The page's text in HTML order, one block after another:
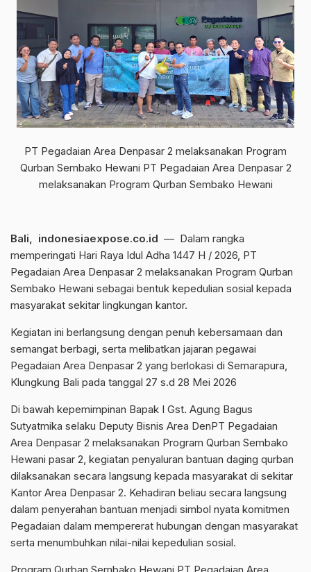
PT Pegadaian Area Denpasar 2 melaksanakan Program
Qurban Sembako Hewani PT Pegadaian Area Denpasar 2
melaksanakan Program Qurban Sembako Hewani
Bali, indonesiaexpose.co.id — Dalam rangka
memperingati Hari Raya Idul Adha 1447 H / 2026, PT
Pegadaian Area Denpasar 2 melaksanakan Program Qurban
Sembako Hewani sebagai bentuk kepedulian sosial kepada
masyarakat sekitar lingkungan kantor.
Kegiatan ini berlangsung dengan penuh kebersamaan dan
semangat berbagi, serta melibatkan jajaran pegawai
Pegadaian Area Denpasar 2 yang berlokasi di Semarapura,
Klungkung Bali pada tanggal 27 s.d 28 Mei 2026
Di bawah kepemimpinan Bapak I Gst. Agung Bagus
Sutyatmika selaku Deputy Bisnis Area DenPT Pegadaian
Area Denpasar 2 melaksanakan Program Qurban Sembako
Hewani pasar 2, kegiatan penyaluran bantuan daging qurban
dilaksanakan secara langsung kepada masyarakat di sekitar
Kantor Area Denpasar 2. Kehadiran beliau secara langsung
dalam penyerahan bantuan menjadi simbol nyata komitmen
Pegadaian dalam mempererat hubungan dengan masyarakat
serta menumbuhkan nilai-nilai kepedulian sosial.
Program Qurban Sembako Hewani PT Pegadaian Area